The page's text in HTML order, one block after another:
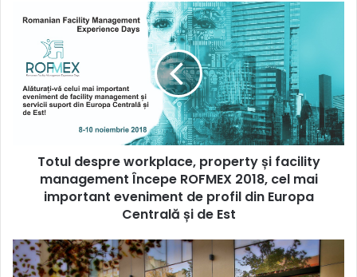
despre
workplace,
property
facility
management
2018,
de
profil
Totul despre workplace, property și facility
management Începe ROFMEX 2018, cel mai
important eveniment de profil din Europa
Centrală și de Est
Siatec
a